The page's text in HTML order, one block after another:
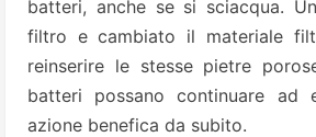
batteri, anche se si sciacqua.
filtro e cambiato il materiale
reinserire le stesse pietre
batteri possano continuare ad
azione benefica da subito.